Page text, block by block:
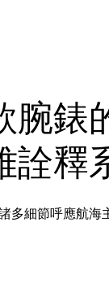
腕錶
詮釋
多細節呼應航海